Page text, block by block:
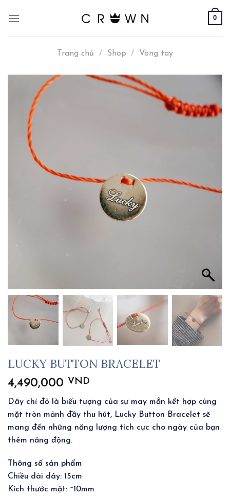
0
Trang chủ / Shop / Vòng tay
LUCKY BUTTON BRACELET
4,490,000 VND
Dây chỉ đỏ là biểu tượng của sự may mắn kết hợp cùng
mặt tròn mảnh đầy thu hút, Lucky Button Bracelet sẽ
mang đến những năng lượng tích cực cho ngày của bạn
thêm năng động.
Thông số sản phẩm
Chiều dài dây: 15cm
Kích thước mặt: ~10mm